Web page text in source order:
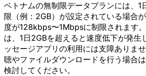
ベトナムの無制限データプランには、1
限（例：2GB）が設定されている場合
度が128kbps〜1Mbpsに制限されます
は、1日2GBを超えると速度低下が発生
ッセージアプリの利用には支障ありま
聴やファイルダウンロードを行う場合
検討してください。